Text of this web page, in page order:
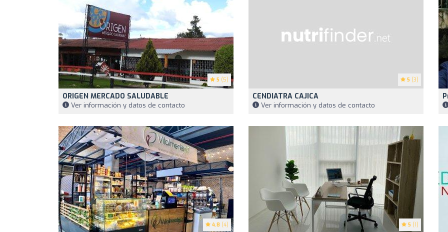
5 (5)
ORIGEN MERCADO SALUDABLE
Ver información y datos de contacto
5 (3)
CENDIATRA CAJICA
Ver información y datos de contacto
4.8 (4) 5 (1)